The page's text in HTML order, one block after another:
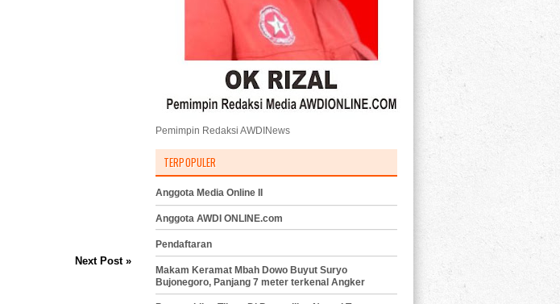
Next Post »
Pemimpin Redaksi AWDINews
TERPOPULER
Anggota Media Online II
Anggota AWDI ONLINE.com
Pendaftaran
Makam Keramat Mbah Dowo Buyut Suryo
Bujonegoro, Panjang 7 meter terkenal Angker